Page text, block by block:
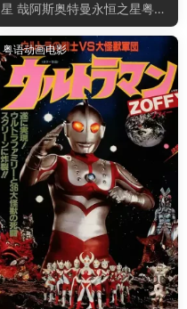
星 哉阿斯奥特曼永恒之星粤语
版
粤语动画电影